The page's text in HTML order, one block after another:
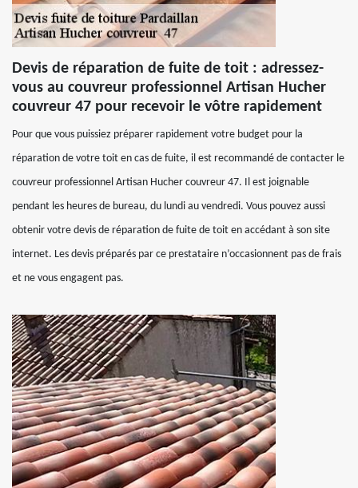
Devis de réparation de fuite de toit : adressez-
vous au couvreur professionnel Artisan Hucher
couvreur 47 pour recevoir le vôtre rapidement
Pour que vous puissiez préparer rapidement votre budget pour la
réparation de votre toit en cas de fuite, il est recommandé de contacter le
couvreur professionnel Artisan Hucher couvreur 47. Il est joignable
pendant les heures de bureau, du lundi au vendredi. Vous pouvez aussi
obtenir votre devis de réparation de fuite de toit en accédant à son site
internet. Les devis préparés par ce prestataire n’occasionnent pas de frais
et ne vous engagent pas.